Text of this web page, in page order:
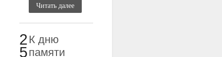
Читать далее
2
5
К дню
памяти